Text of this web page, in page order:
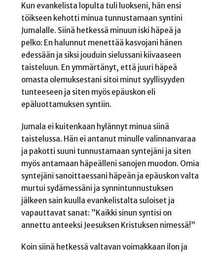
Kun evankelista lopulta tuli luokseni, hän ensi
töikseen kehotti minua tunnustamaan syntini
Jumalalle. Siinä hetkessä minuun iski häpeä ja
pelko: En halunnut menettää kasvojani hänen
edessään ja siksi jouduin sielussani kiivaaseen
taisteluun. En ymmärtänyt, että juuri häpeä
omasta olemuksestani sitoi minut syyllisyyden
tunteeseen ja siten myös epäuskon eli
epäluottamuksen syntiin.
Jumala ei kuitenkaan hylännyt minua siinä
taistelussa. Hän ei antanut minulle valinnanvaraa
ja pakotti suuni tunnustamaan syntejäni ja siten
myös antamaan häpeälleni sanojen muodon. Omia
syntejäni sanoittaessani häpeän ja epäuskon valta
murtui sydämessäni ja synnintunnustuksen
jälkeen sain kuulla evankelistalta suloiset ja
vapauttavat sanat: ”Kaikki sinun syntisi on
annettu anteeksi Jeesuksen Kristuksen nimessä!”
Koin siinä hetkessä valtavan voimakkaan ilon ja